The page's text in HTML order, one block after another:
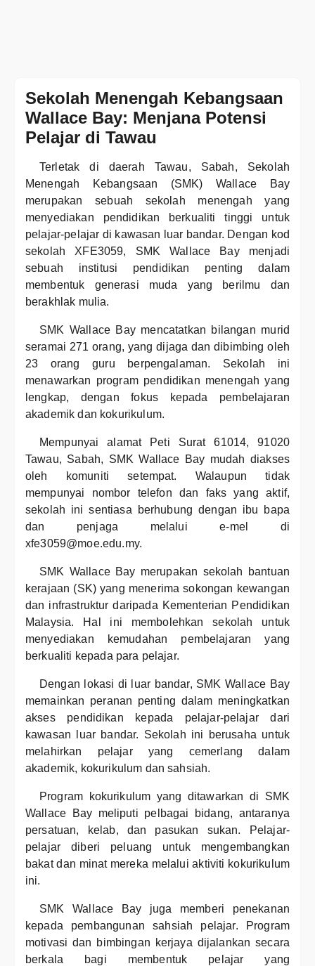
Sekolah Menengah Kebangsaan
Wallace Bay: Menjana Potensi
Pelajar di Tawau
Terletak di daerah Tawau, Sabah, Sekolah
Menengah Kebangsaan (SMK) Wallace Bay
merupakan sebuah sekolah menengah yang
menyediakan pendidikan berkualiti tinggi untuk
pelajar-pelajar di kawasan luar bandar. Dengan kod
sekolah XFE3059, SMK Wallace Bay menjadi
sebuah institusi pendidikan penting dalam
membentuk generasi muda yang berilmu dan
berakhlak mulia.
SMK Wallace Bay mencatatkan bilangan murid
seramai 271 orang, yang dijaga dan dibimbing oleh
23 orang guru berpengalaman. Sekolah ini
menawarkan program pendidikan menengah yang
lengkap, dengan fokus kepada pembelajaran
akademik dan kokurikulum.
Mempunyai alamat Peti Surat 61014, 91020
Tawau, Sabah, SMK Wallace Bay mudah diakses
oleh komuniti setempat. Walaupun tidak
mempunyai nombor telefon dan faks yang aktif,
sekolah ini sentiasa berhubung dengan ibu bapa
dan penjaga melalui e-mel di
xfe3059@moe.edu.my.
SMK Wallace Bay merupakan sekolah bantuan
kerajaan (SK) yang menerima sokongan kewangan
dan infrastruktur daripada Kementerian Pendidikan
Malaysia. Hal ini membolehkan sekolah untuk
menyediakan kemudahan pembelajaran yang
berkualiti kepada para pelajar.
Dengan lokasi di luar bandar, SMK Wallace Bay
memainkan peranan penting dalam meningkatkan
akses pendidikan kepada pelajar-pelajar dari
kawasan luar bandar. Sekolah ini berusaha untuk
melahirkan pelajar yang cemerlang dalam
akademik, kokurikulum dan sahsiah.
Program kokurikulum yang ditawarkan di SMK
Wallace Bay meliputi pelbagai bidang, antaranya
persatuan, kelab, dan pasukan sukan. Pelajar-
pelajar diberi peluang untuk mengembangkan
bakat dan minat mereka melalui aktiviti kokurikulum
ini.
SMK Wallace Bay juga memberi penekanan
kepada pembangunan sahsiah pelajar. Program
motivasi dan bimbingan kerjaya dijalankan secara
berkala bagi membentuk pelajar yang